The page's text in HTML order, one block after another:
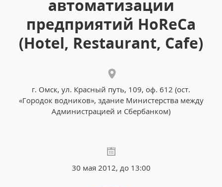
автоматизации
предприятий HoReCa
(Hotel, Restaurant, Cafe)
г. Омск, ул. Красный путь, 109, оф. 612 (ост.
«Городок водников», здание Министерства между
Администрацией и Сбербанком)
30 мая 2012, до 13:00